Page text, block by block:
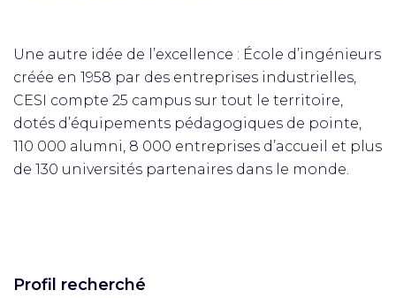
Une autre idée de l’excellence : École d’ingénieurs
créée en 1958 par des entreprises industrielles,
CESI compte 25 campus sur tout le territoire,
dotés d’équipements pédagogiques de pointe,
110 000 alumni, 8 000 entreprises d’accueil et plus
de 130 universités partenaires dans le monde.
Profil recherché